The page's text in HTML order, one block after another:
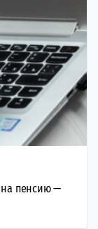
на пенсию —